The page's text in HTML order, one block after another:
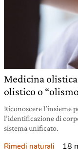
Medicina
olistico o
Riconoscere l’insieme
l’identificazione di
sistema unificato.
Rimedi naturali 18